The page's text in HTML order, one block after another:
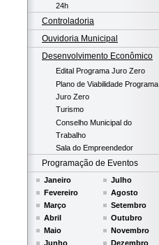
24h
Controladoria
Ouvidoria Municipal
Desenvolvimento Econômico
Edital Programa Juro Zero
Plano de Viabilidade Programa
Juro Zero
Turismo
Conselho Municipal do
Trabalho
Sala do Empreendedor
Programação de Eventos
Janeiro
Fevereiro
Março
Abril
Maio
Junho
Julho
Agosto
Setembro
Outubro
Novembro
Dezembro